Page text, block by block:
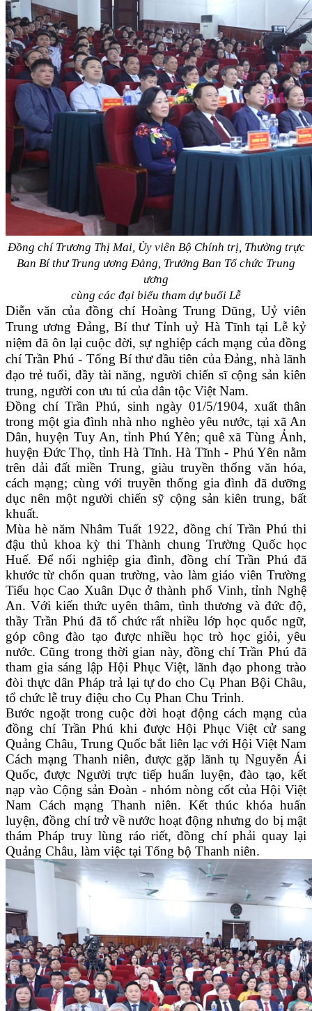
Đồng chí Trương Thị Mai, Ủy viên Bộ Chính trị, Thường trực
Ban Bí thư Trung ương Đảng, Trưởng Ban Tổ chức Trung
ương
cùng các đại biểu tham dự buổi Lễ
Diễn văn của đồng chí Hoàng Trung Dũng, Uỷ viên
Trung ương Đảng, Bí thư Tỉnh uỷ Hà Tĩnh tại Lễ kỷ
niệm đã ôn lại cuộc đời, sự nghiệp cách mạng của đồng
chí Trần Phú - Tổng Bí thư đầu tiên của Đảng, nhà lãnh
đạo trẻ tuổi, đầy tài năng, người chiến sĩ cộng sản kiên
trung, người con ưu tú của dân tộc Việt Nam.
Đồng chí Trần Phú, sinh ngày 01/5/1904, xuất thân
trong một gia đình nhà nho nghèo yêu nước, tại xã An
Dân, huyện Tuy An, tỉnh Phú Yên; quê xã Tùng Ảnh,
huyện Đức Thọ, tỉnh Hà Tĩnh. Hà Tĩnh - Phú Yên nằm
trên dải đất miền Trung, giàu truyền thống văn hóa,
cách mạng; cùng với truyền thống gia đình đã dưỡng
dục nên một người chiến sỹ cộng sản kiên trung, bất
khuất.
Mùa hè năm Nhâm Tuất 1922, đồng chí Trần Phú thi
đậu thủ khoa kỳ thi Thành chung Trường Quốc học
Huế. Để nối nghiệp gia đình, đồng chí Trần Phú đã
khước từ chốn quan trường, vào làm giáo viên Trường
Tiểu học Cao Xuân Dục ở thành phố Vinh, tỉnh Nghệ
An. Với kiến thức uyên thâm, tình thương và đức độ,
thầy Trần Phú đã tổ chức rất nhiều lớp học quốc ngữ,
góp công đào tạo được nhiều học trò học giỏi, yêu
nước. Cũng trong thời gian này, đồng chí Trần Phú đã
tham gia sáng lập Hội Phục Việt, lãnh đạo phong trào
đòi thực dân Pháp trả lại tự do cho Cụ Phan Bội Châu,
tổ chức lễ truy điệu cho Cụ Phan Chu Trinh.
Bước ngoặt trong cuộc đời hoạt động cách mạng của
đồng chí Trần Phú khi được Hội Phục Việt cử sang
Quảng Châu, Trung Quốc bắt liên lạc với Hội Việt Nam
Cách mạng Thanh niên, được gặp lãnh tụ Nguyễn Ái
Quốc, được Người trực tiếp huấn luyện, đào tạo, kết
nạp vào Cộng sản Đoàn - nhóm nòng cốt của Hội Việt
Nam Cách mạng Thanh niên. Kết thúc khóa huấn
luyện, đồng chí trở về nước hoạt động nhưng do bị mật
thám Pháp truy lùng ráo riết, đồng chí phải quay lại
Quảng Châu, làm việc tại Tổng bộ Thanh niên.